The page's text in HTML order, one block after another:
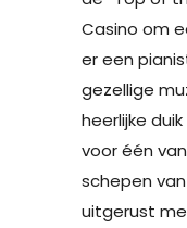
Casino om
er een
gezellige
heerlijke
voor één
schepen
uitgerust